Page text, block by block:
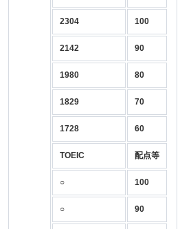
2304 100
2142 90
1980 80
1829 70
1728 60
TOEIC 配点等
○ 100
○ 90